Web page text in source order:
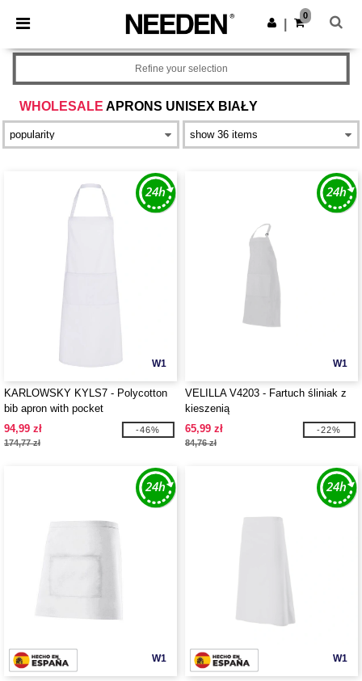
× Aplikacja Needen
Lepsze ceny w aplikacji!
Pobierz app
0
WHOLESALE APRONS UNISEX BIAŁY
Refine your selection
W1
KARLOWSKY KYLS7 - Polycotton
bib apron with pocket
94,99 zł
174,77 zł
-46%
W1
VELILLA V4203 - Fartuch śliniak z
kieszenią
65,99 zł
84,76 zł
-22%
W1 W1